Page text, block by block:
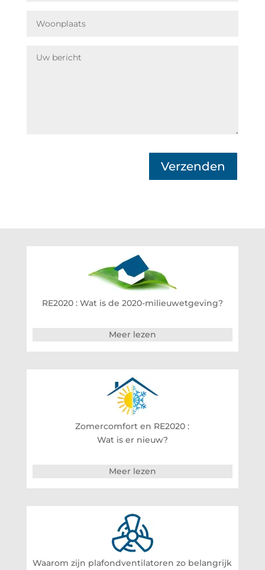
Verzenden
RE2020 : Wat is de 2020-milieuwetgeving?
Meer lezen
Zomercomfort en RE2020 :
Wat is er nieuw?
Meer lezen
Waarom zijn plafondventilatoren zo belangrijk